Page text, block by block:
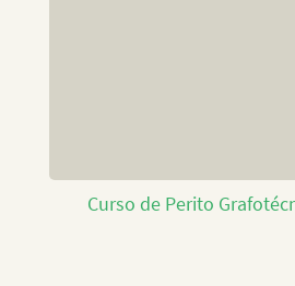
Curso de Perito